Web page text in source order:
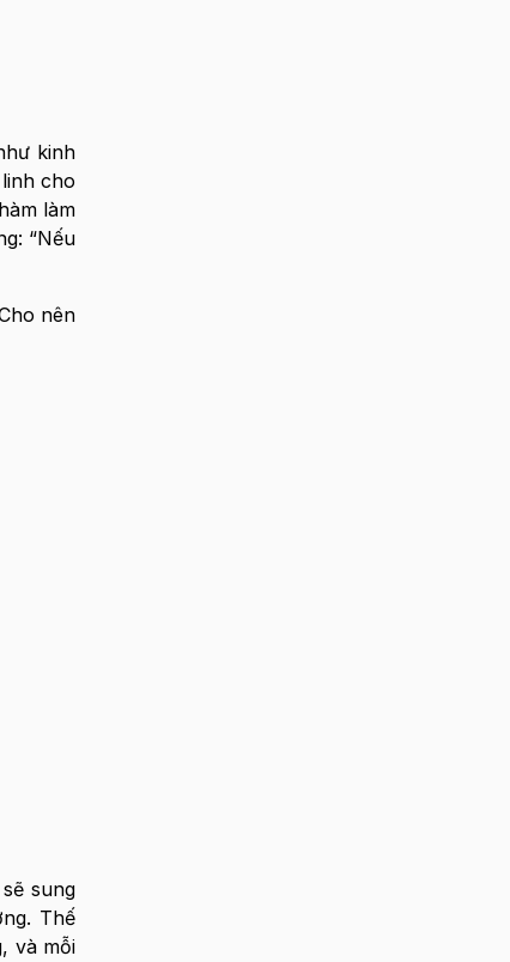
kinh
cho
làm
“Nếu
nên
sung
Thế
và mỗi